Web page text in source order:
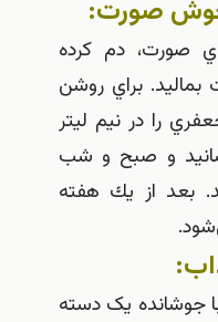
دم كرده
براي روشن
نيم ليتر
و صبح و شب
از يك هفته
یک دسته